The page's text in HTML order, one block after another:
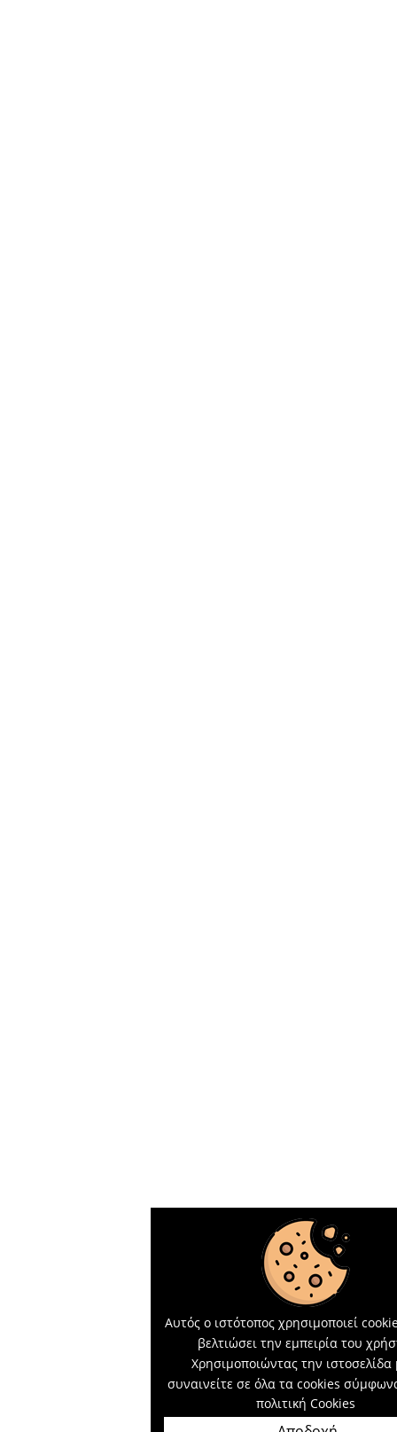
Αυτός ο ιστότοπος χρησιμοποιεί
βελτιώσει την εμπειρία του
Χρησιμοποιώντας την ιστοσελίδα
συναινείτε σε όλα τα cookies
πολιτική Cookies